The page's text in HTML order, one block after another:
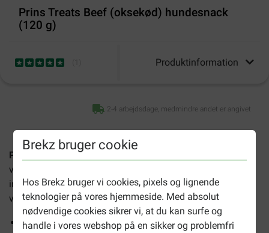
Brekz bruger cookie
Hos Brekz bruger vi cookies, pixels og lignende
teknologier på vores hjemmeside. Med absolut
nødvendige cookies sikrer vi, at du kan surfe og
handle i vores webshop på en sikker og problemfri
Prins Treats Beef (oksekød) hundesnack
(120 g)
Produktinformation
2-4 arbejdsdage, medmindre andet er angivet
Prins Treats Beef (oksekød) hundesnack
velsmagende belønning af høj kvalitet til hunde. En pakke
indeholder 10 poser á 120 gram. Disse naturlige snacks er
velegnede til hunde i alle aldre.
Kornfri